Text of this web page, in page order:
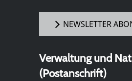
NEWSLETTER
Verwaltung und
(Postanschrift)